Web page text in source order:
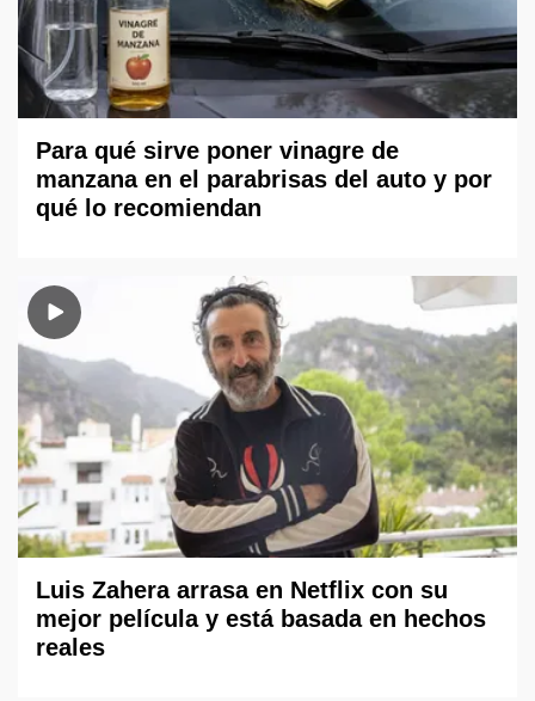
Para qué sirve poner vinagre de
manzana en el parabrisas del auto y por
qué lo recomiendan
Luis Zahera arrasa en Netflix con su
mejor película y está basada en hechos
reales